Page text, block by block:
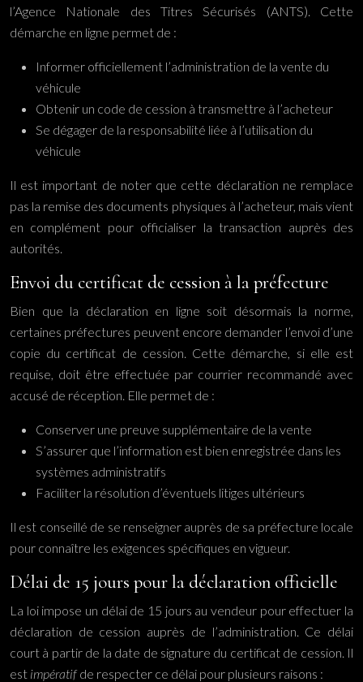
l’Agence Nationale des Titres Sécurisés (ANTS). Cette
démarche en ligne permet de :
Informer officiellement l’administration de la vente du
véhicule
Obtenir un code de cession à transmettre à l’acheteur
Se dégager de la responsabilité liée à l’utilisation du
véhicule
Il est important de noter que cette déclaration ne remplace
pas la remise des documents physiques à l’acheteur, mais vient
en complément pour officialiser la transaction auprès des
autorités.
Envoi du certificat de cession à la préfecture
Bien que la déclaration en ligne soit désormais la norme,
certaines préfectures peuvent encore demander l’envoi d’une
copie du certificat de cession. Cette démarche, si elle est
requise, doit être effectuée par courrier recommandé avec
accusé de réception. Elle permet de :
Conserver une preuve supplémentaire de la vente
S’assurer que l’information est bien enregistrée dans les
systèmes administratifs
Faciliter la résolution d’éventuels litiges ultérieurs
Il est conseillé de se renseigner auprès de sa préfecture locale
pour connaître les exigences spécifiques en vigueur.
Délai de 15 jours pour la déclaration officielle
La loi impose un délai de 15 jours au vendeur pour effectuer la
déclaration de cession auprès de l’administration. Ce délai
court à partir de la date de signature du certificat de cession. Il
est impératifde respecter ce délai pour plusieurs raisons :